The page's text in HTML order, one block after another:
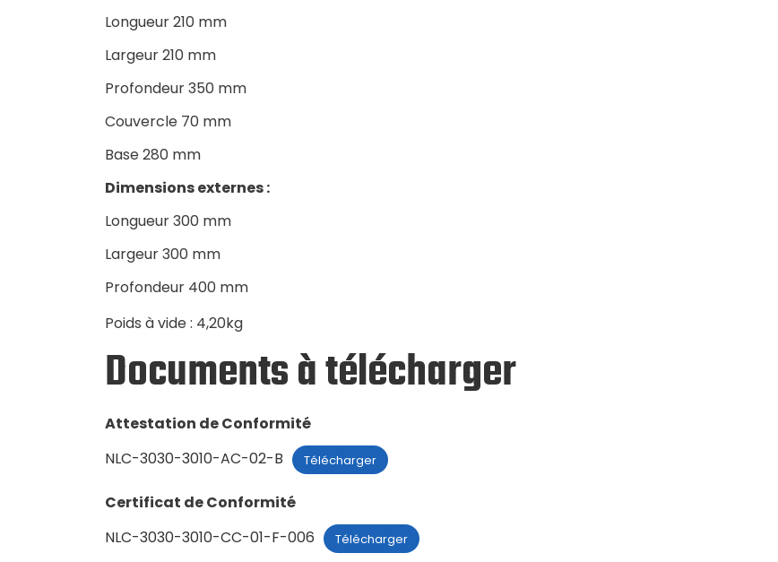
Longueur 210 mm
Largeur 210 mm
Profondeur 350 mm
Couvercle 70 mm
Base 280 mm
Dimensions externes :
Longueur 300 mm
Largeur 300 mm
Profondeur 400 mm
Poids à vide : 4,20kg
Documents à télécharger
Attestation de Conformité
NLC-3030-3010-AC-02-B
Télécharger
Certificat de Conformité
NLC-3030-3010-CC-01-F-006
Télécharger